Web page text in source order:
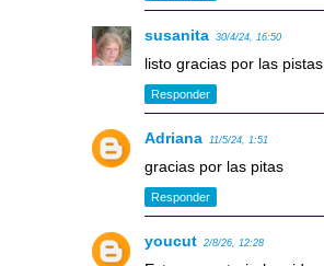
susanita 30/4/24, 16:50
listo gracias por las pistas
Responder
Adriana 11/5/24, 1:51
gracias por las pitas
Responder
youcut 2/8/26, 12:28